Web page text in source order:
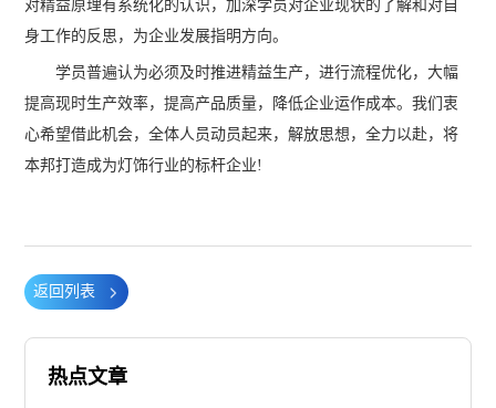
对精益原理有系统化的认识，加深学员对企业现状的了解和对自
身工作的反思，为企业发展指明方向。
学员普遍认为必须及时推进精益生产，进行流程优化，大幅
提高现时生产效率，提高产品质量，降低企业运作成本。我们衷
心希望借此机会，全体人员动员起来，解放思想，全力以赴，将
本邦打造成为灯饰行业的标杆企业!
返回列表
热点文章